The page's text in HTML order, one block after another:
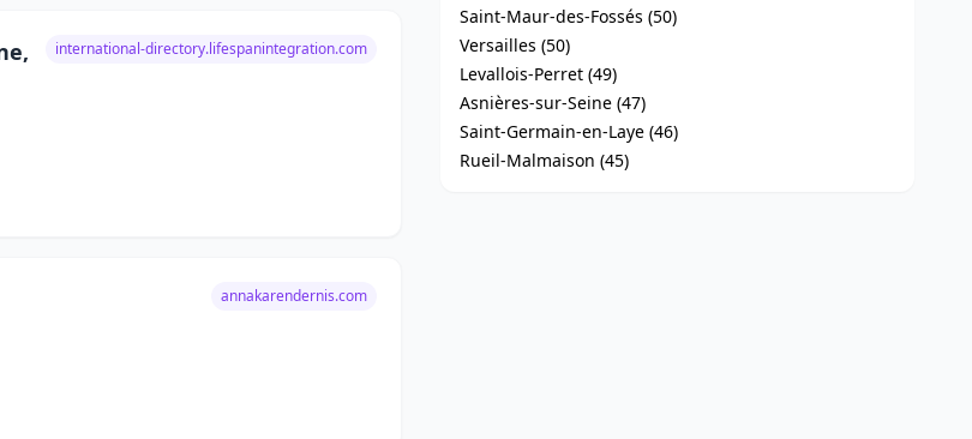
international-directory.lifespanintegration.com
annakarendernis.com
Saint-Maur-des-Fossés (50)
Versailles (50)
Levallois-Perret (49)
Asnières-sur-Seine (47)
Saint-Germain-en-Laye (46)
Rueil-Malmaison (45)